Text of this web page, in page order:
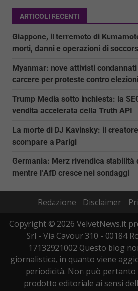
ARTICOLI RECENTI
Giappone, il terremoto di
morti, danni e operazioni di
Myanmar: nove attivisti
carcere per proteste contro
Trump Media sotto inchiesta: la
vendita accelerata della Truth API
La morte di DJ Kavinsky: il creatore
scompare a Parigi
Germania: Merz rivendica stabilità
mentre l’AfD cresce nei sondaggi
Redazione Disclaimer
Copyright © 2026 VelvetNews.it
Srl - Via Cavour 310 - 00184
17132921002 Questo blog
giornalistica, in quanto viene
periodicità. Non può pertanto
prodotto editoriale ai sensi